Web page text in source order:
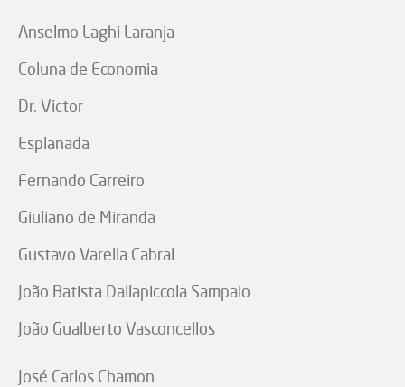
Anselmo Laghi Laranja
Coluna de Economia
Dr. Victor
Esplanada
Fernando Carreiro
Giuliano de Miranda
Gustavo Varella Cabral
João Batista Dallapiccola Sampaio
João Gualberto Vasconcellos
José Carlos Chamon